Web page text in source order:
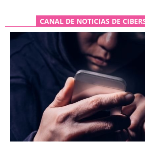
CANAL DE NOTICIAS DE